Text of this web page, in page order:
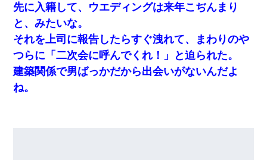
先に入籍して、ウエディングは来年こぢんまり
と、みたいな。
それを上司に報告したらすぐ洩れて、まわりのや
つらに「二次会に呼んでくれ！」と迫られた。
建築関係で男ばっかだから出会いがないんだよ
ね。